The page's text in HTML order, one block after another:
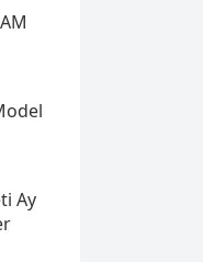
Ay